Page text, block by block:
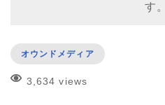
す。
オウンドメディア
3,634 views